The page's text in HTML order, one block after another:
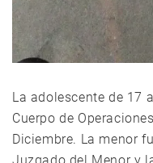
La adolescente de 17
Cuerpo de
Diciembre. La menor